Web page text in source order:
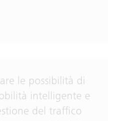
le possibilità di
intelligente e
del traffico